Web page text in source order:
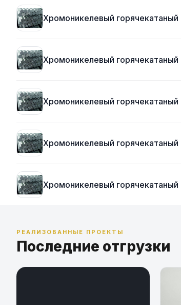
Хромоникелевый
Хромоникелевый
Хромоникелевый
Хромоникелевый
Хромоникелевый
РЕАЛИЗОВАННЫЕ ПРОЕКТЫ
Последние отгрузки